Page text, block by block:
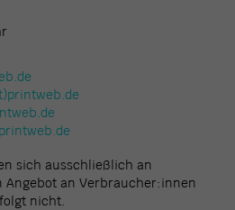
sich ausschließlich an
Angebot an Verbraucher:innen
nicht.